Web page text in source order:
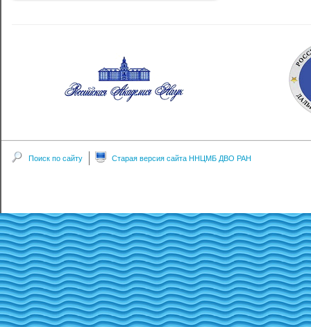
Поиск по сайту Старая версия сайта ННЦМБ ДВО РАН